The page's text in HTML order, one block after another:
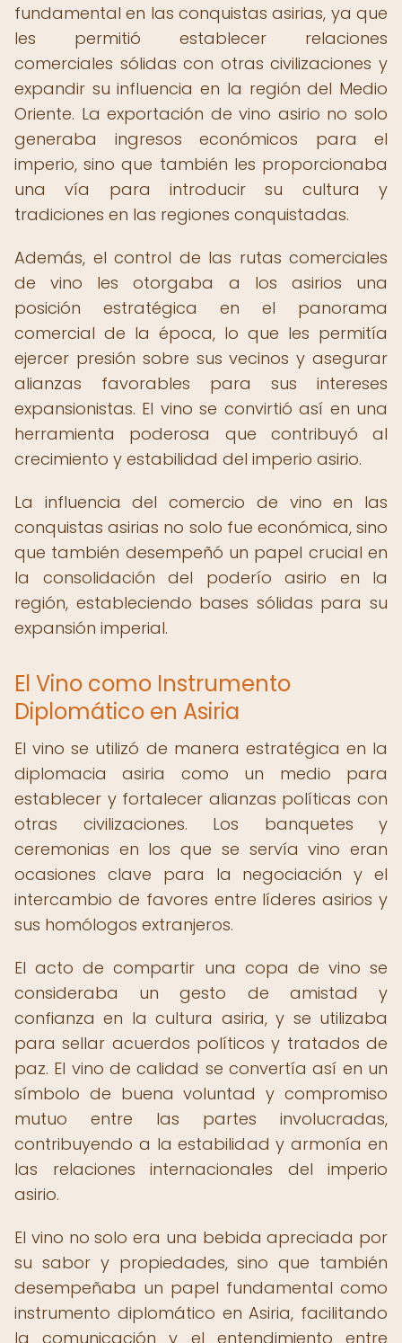
fundamental en las conquistas asirias, ya que
les permitió establecer relaciones
comerciales sólidas con otras civilizaciones y
expandir su influencia en la región del Medio
Oriente. La exportación de vino asirio no solo
generaba ingresos económicos para el
imperio, sino que también les proporcionaba
una vía para introducir su cultura y
tradiciones en las regiones conquistadas.
Además, el control de las rutas comerciales
de vino les otorgaba a los asirios una
posición estratégica en el panorama
comercial de la época, lo que les permitía
ejercer presión sobre sus vecinos y asegurar
alianzas favorables para sus intereses
expansionistas. El vino se convirtió así en una
herramienta poderosa que contribuyó al
crecimiento y estabilidad del imperio asirio.
La influencia del comercio de vino en las
conquistas asirias no solo fue económica, sino
que también desempeñó un papel crucial en
la consolidación del poderío asirio en la
región, estableciendo bases sólidas para su
expansión imperial.
El Vino como Instrumento
Diplomático en Asiria
El vino se utilizó de manera estratégica en la
diplomacia asiria como un medio para
establecer y fortalecer alianzas políticas con
otras civilizaciones. Los banquetes y
ceremonias en los que se servía vino eran
ocasiones clave para la negociación y el
intercambio de favores entre líderes asirios y
sus homólogos extranjeros.
El acto de compartir una copa de vino se
consideraba un gesto de amistad y
confianza en la cultura asiria, y se utilizaba
para sellar acuerdos políticos y tratados de
paz. El vino de calidad se convertía así en un
símbolo de buena voluntad y compromiso
mutuo entre las partes involucradas,
contribuyendo a la estabilidad y armonía en
las relaciones internacionales del imperio
asirio.
El vino no solo era una bebida apreciada por
su sabor y propiedades, sino que también
desempeñaba un papel fundamental como
instrumento diplomático en Asiria, facilitando
la comunicación y el entendimiento entre